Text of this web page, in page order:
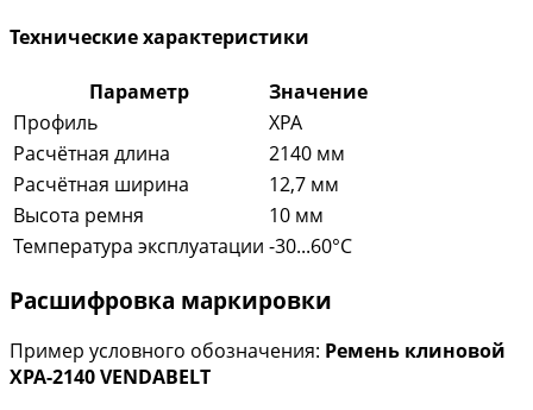
Технические характеристики
Параметр
Значение
Профиль
XPA
Расчётная длина
2140 мм
Расчётная ширина
12,7 мм
Высота ремня
10 мм
Температура эксплуатации -30...60°C
Расшифровка маркировки
Пример условного обозначения: Ремень клиновой
XPA-2140 VENDABELT